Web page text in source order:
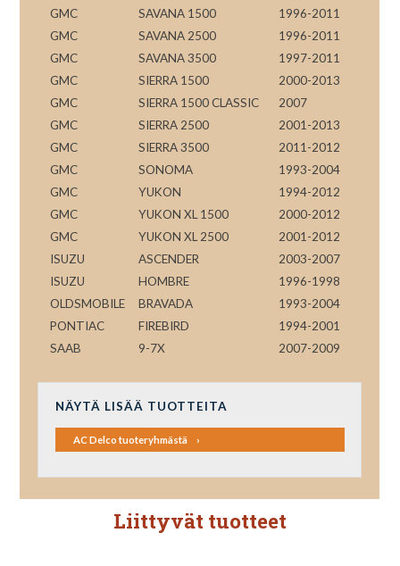
GMC
SAVANA 1500
1996-2011
GMC
SAVANA 2500
1996-2011
GMC
SAVANA 3500
1997-2011
GMC
SIERRA 1500
2000-2013
GMC
SIERRA 1500 CLASSIC
2007
GMC
SIERRA 2500
2001-2013
GMC
SIERRA 3500
2011-2012
GMC
SONOMA
1993-2004
GMC
YUKON
1994-2012
GMC
YUKON XL 1500
2000-2012
GMC
YUKON XL 2500
2001-2012
ISUZU
ASCENDER
2003-2007
ISUZU
HOMBRE
1996-1998
OLDSMOBILE
BRAVADA
1993-2004
PONTIAC
FIREBIRD
1994-2001
SAAB
9-7X 2007-2009
NÄYTÄ LISÄÄ TUOTTEITA
AC Delco tuoteryhmästä
Liittyvät tuotteet